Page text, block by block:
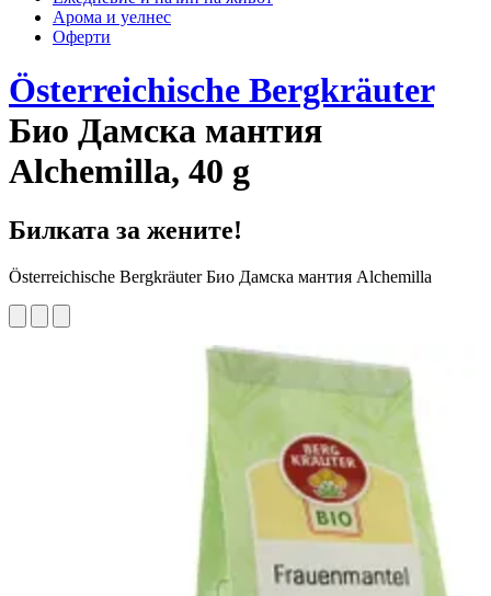
Арома и уелнес
Оферти
Österreichische Bergkräuter
Био Дамска мантия
Alchemilla, 40 g
Билката за жените!
Österreichische Bergkräuter Био Дамска мантия Alchemilla